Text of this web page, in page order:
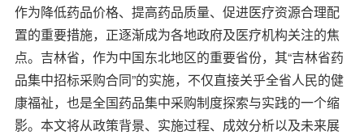
作为降低药品价格、提高药品质量、促进医疗资源合理配
置的重要措施，正逐渐成为各地政府及医疗机构关注的焦
点。吉林省，作为中国东北地区的重要省份，其“吉林省药
品集中招标采购合同”的实施，不仅直接关乎全省人民的健
康福祉，也是全国药品集中采购制度探索与实践的一个缩
影。本文将从政策背景、实施过程、成效分析以及未来展